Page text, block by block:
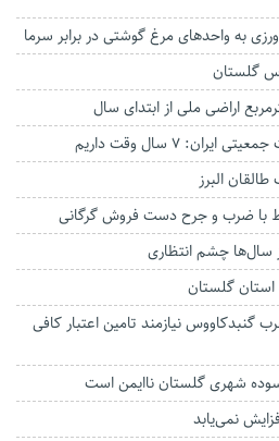
به واحد‌های مرغ گوشتی در برابر سرما
گلستان
۷ سال وقت داریم
البرز
با ضرب و جرح دست فروش گرگانی
چشم انتظاری
گلستان
نیازمند تامین اعتبار کافی
نمی‌یابد